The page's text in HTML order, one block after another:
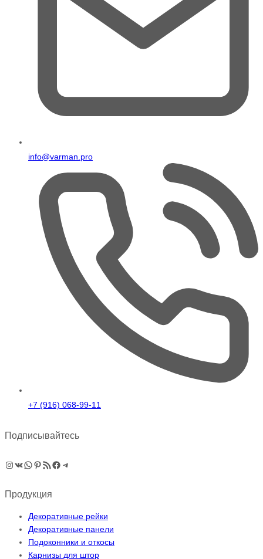
info@varman.pro
+7 (916) 068-99-11
Подписывайтесь
Instagram
ВКонтакте
WhatsApp
Pinterest
RSS-рассылка
Facebook
Telegram
Продукция
Декоративные рейки
Декоративные панели
Подоконники и откосы
Карнизы для штор